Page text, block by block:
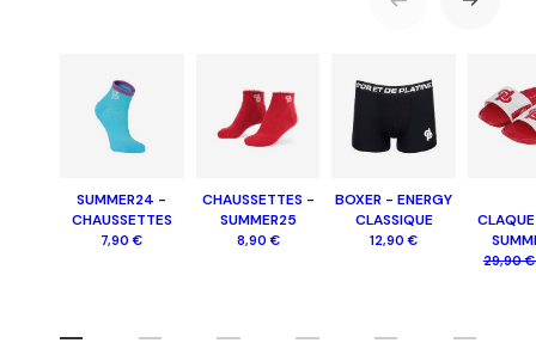
SUMMER24 -
CHAUSSETTES
7,90 €
CHAUSSETTES -
SUMMER25
8,90 €
BOXER - ENERGY
CLASSIQUE
12,90 €
29,90